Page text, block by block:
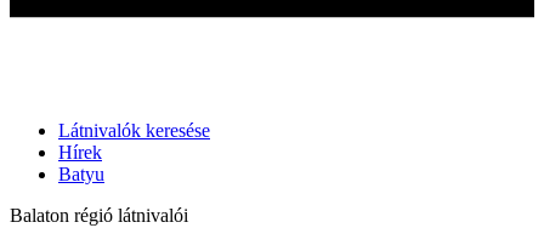
Látnivalók keresése
Hírek
Batyu
Balaton régió látnivalói